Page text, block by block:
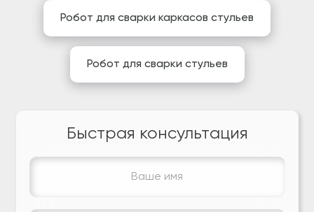
Робот для сварки каркасов стульев
Робот для сварки стульев
Быстрая консультация